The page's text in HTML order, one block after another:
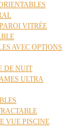
VITRÉE
AVEC OPTIONS
DE NUIT
ULTRA
VUE PISCINE